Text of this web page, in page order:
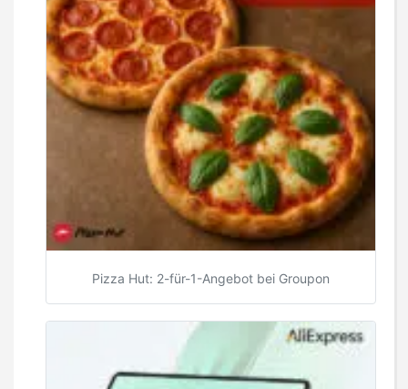
Pizza Hut: 2-für-1-Angebot bei Groupon